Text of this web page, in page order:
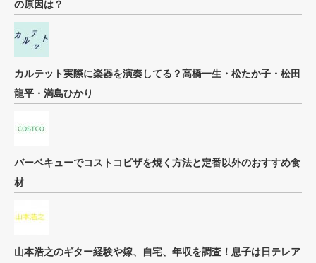
の原因は？
カルテット実際に楽器を演奏してる？高橋一生・松たか子・松田
龍平・満島ひかり
バーベキューでコストコピザを焼く方法と定番以外のおすすめ食
材
山本浩之のギター経験や嫁、自宅、年収を調査！息子は日テレア